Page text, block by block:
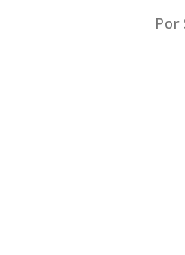
Por